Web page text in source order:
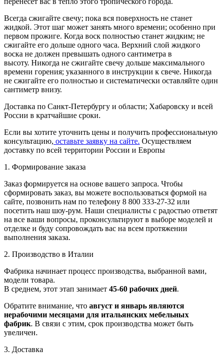
Всегда сжигайте свечу; пока вся поверхность не станет
жидкой. Этот шаг может занять много времени; особенно при
первом прожиге. Когда воск полностью станет жидким; не
сжигайте его дольше одного часа. Верхний слой жидкого
воска не должен превышать одного сантиметра в
высоту. Никогда не сжигайте свечу дольше максимального
времени горения; указанного в инструкции к свече. Никогда
не сжигайте его полностью и систематически оставляйте один
сантиметр внизу.
Доставка по Санкт-Петербургу и области; Хабаровску и всей
России в кратчайшие сроки.
Если вы хотите уточнить цены и получить профессиональную
консультацию, оставьте заявку на сайте. Осуществляем
доставку по всей территории России и Европы
1. Формирование заказа
Заказ формируется на основе вашего запроса. Чтобы
сформировать заказ, вы можете воспользоваться формой на
сайте, позвонить нам по телефону 8 800 333-27-32 или
посетить наш шоу-рум. Наши специалисты с радостью ответят
на все ваши вопросы, проконсультируют в выборе моделей и
отделке и буду сопровождать вас на всем протяжении
выполнения заказа.
2. Производство в Италии
Фабрика начинает процесс производства, выбранной вами,
модели товара.
В среднем, этот этап занимает 45-60 рабочих дней.
Обратите внимание, что август и январь являются
нерабочими месяцами для итальянских мебельных
фабрик. В связи с этим, срок производства может быть
увеличен.
3. Доставка